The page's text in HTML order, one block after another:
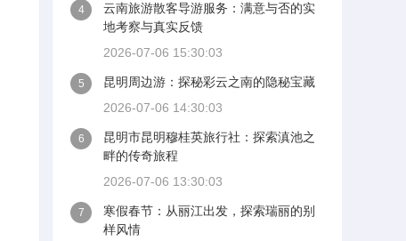
4
云南旅游散客导游服务：满意与否的实
地考察与真实反馈
2026-07-06 15:30:03
5
昆明周边游：探秘彩云之南的隐秘宝藏
2026-07-06 14:30:03
6
昆明市昆明穆桂英旅行社：探索滇池之
畔的传奇旅程
2026-07-06 13:30:03
7
寒假春节：从丽江出发，探索瑞丽的别
样风情